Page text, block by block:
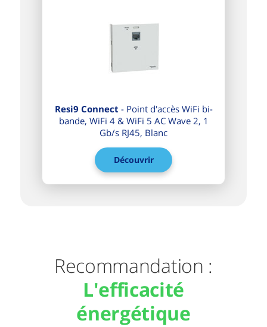
Resi9 Connect - Point d'accès WiFi bi-
bande, WiFi 4 & WiFi 5 AC Wave 2, 1
Gb/s RJ45, Blanc
Découvrir
Recommandation :
L'efficacité
énergétique